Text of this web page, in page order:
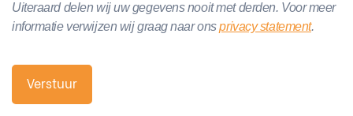
Uiteraard delen wij uw gegevens nooit met derden. Voor meer
informatie verwijzen wij graag naar onsprivacy statement.